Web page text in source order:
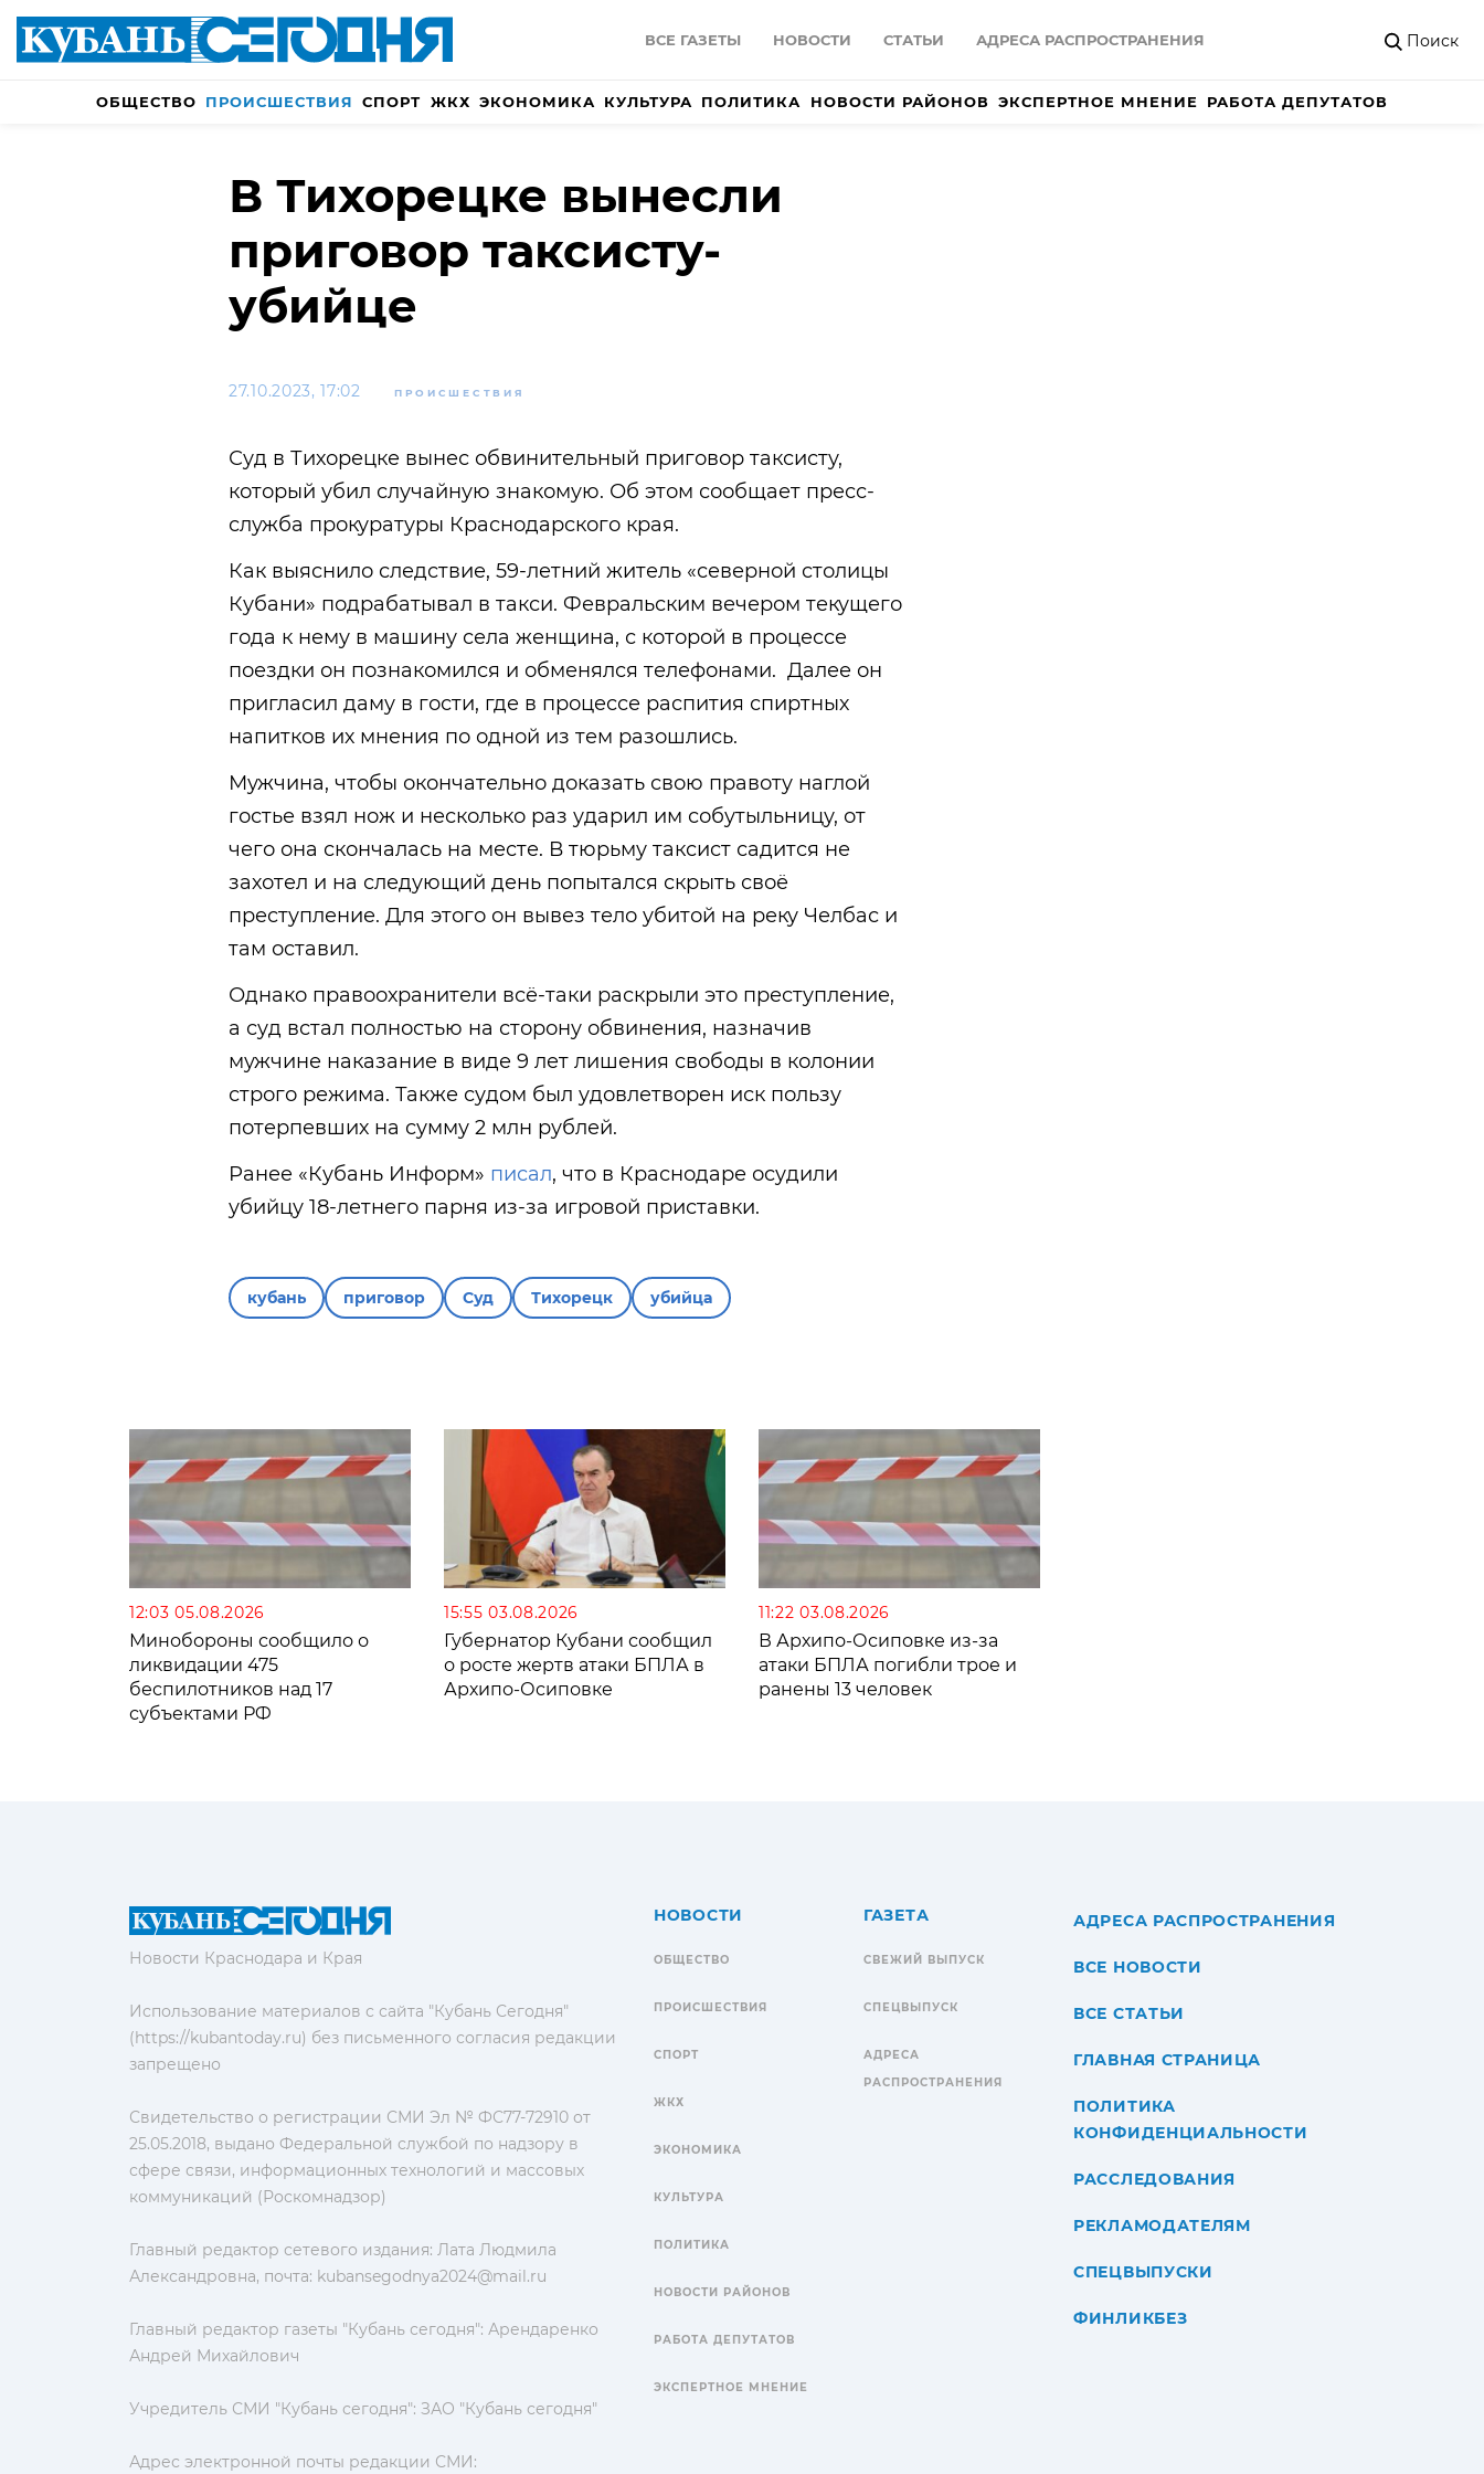
ВСЕ ГАЗЕТЫ НОВОСТИ СТАТЬИ АДРЕСА РАСПРОСТРАНЕНИЯ Поиск
ОБЩЕСТВО ПРОИСШЕСТВИЯ СПОРТ ЖКХ ЭКОНОМИКА КУЛЬТУРА ПОЛИТИКА НОВОСТИ РАЙОНОВ ЭКСПЕРТНОЕ МНЕНИЕ РАБОТА ДЕПУТАТОВ
В Тихорецке вынесли
приговор таксисту-
убийце
27.10.2023, 17:02 ПРОИСШЕСТВИЯ
Суд в Тихорецке вынес обвинительный приговор таксисту,
который убил случайную знакомую. Об этом сообщает пресс-
служба прокуратуры Краснодарского края.
Как выяснило следствие, 59-летний житель «северной столицы
Кубани» подрабатывал в такси. Февральским вечером текущего
года к нему в машину села женщина, с которой в процессе
поездки он познакомился и обменялся телефонами. Далее он
пригласил даму в гости, где в процессе распития спиртных
напитков их мнения по одной из тем разошлись.
Мужчина, чтобы окончательно доказать свою правоту наглой
гостье взял нож и несколько раз ударил им собутыльницу, от
чего она скончалась на месте. В тюрьму таксист садится не
захотел и на следующий день попытался скрыть своё
преступление. Для этого он вывез тело убитой на реку Челбас и
там оставил.
Однако правоохранители всё-таки раскрыли это преступление,
а суд встал полностью на сторону обвинения, назначив
мужчине наказание в виде 9 лет лишения свободы в колонии
строго режима. Также судом был удовлетворен иск пользу
потерпевших на сумму 2 млн рублей.
Ранее «Кубань Информ» писал, что в Краснодаре осудили
убийцу 18-летнего парня из-за игровой приставки.
кубань приговор Суд Тихорецк убийца
12:03 05.08.2026
Минобороны сообщило о
ликвидации 475
беспилотников над 17
субъектами РФ
15:55 03.08.2026
Губернатор Кубани сообщил
о росте жертв атаки БПЛА в
Архипо-Осиповке
11:22 03.08.2026
В Архипо-Осиповке из-за
атаки БПЛА погибли трое и
ранены 13 человек
Новости Краснодара и Края
Использование материалов с сайта "Кубань Сегодня"
(https://kubantoday.ru) без письменного согласия редакции
запрещено
Свидетельство о регистрации СМИ Эл № ФС77-72910 от
25.05.2018, выдано Федеральной службой по надзору в
сфере связи, информационных технологий и массовых
коммуникаций (Роскомнадзор)
Главный редактор сетевого издания: Лата Людмила
Александровна, почта: kubansegodnya2024@mail.ru
Главный редактор газеты "Кубань сегодня": Арендаренко
Андрей Михайлович
Учредитель СМИ "Кубань сегодня": ЗАО "Кубань сегодня"
Адрес электронной почты редакции СМИ:
НОВОСТИ
ОБЩЕСТВО
ПРОИСШЕСТВИЯ
СПОРТ
ЖКХ
ЭКОНОМИКА
КУЛЬТУРА
ПОЛИТИКА
НОВОСТИ РАЙОНОВ
РАБОТА ДЕПУТАТОВ
ЭКСПЕРТНОЕ МНЕНИЕ
ГАЗЕТА
СВЕЖИЙ ВЫПУСК
СПЕЦВЫПУСК
АДРЕСА
РАСПРОСТРАНЕНИЯ
АДРЕСА РАСПРОСТРАНЕНИЯ
ВСЕ НОВОСТИ
ВСЕ СТАТЬИ
ГЛАВНАЯ СТРАНИЦА
ПОЛИТИКА
КОНФИДЕНЦИАЛЬНОСТИ
РАССЛЕДОВАНИЯ
РЕКЛАМОДАТЕЛЯМ
СПЕЦВЫПУСКИ
ФИНЛИКБЕЗ